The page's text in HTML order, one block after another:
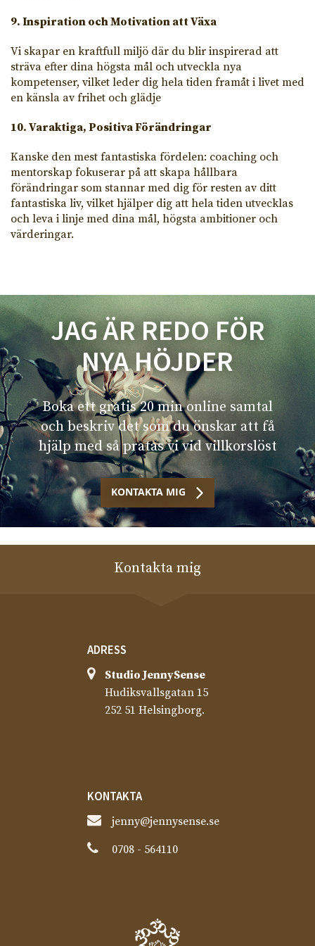
9. Inspiration och Motivation att Växa
Vi skapar en kraftfull miljö där du blir inspirerad att
sträva efter dina högsta mål och utveckla nya
kompetenser, vilket leder dig hela tiden framåt i livet med
en känsla av frihet och glädje
10. Varaktiga, Positiva Förändringar
Kanske den mest fantastiska fördelen: coaching och
mentorskap fokuserar på att skapa hållbara
förändringar som stannar med dig för resten av ditt
fantastiska liv, vilket hjälper dig att hela tiden utvecklas
och leva i linje med dina mål, högsta ambitioner och
värderingar.
JAG ÄR REDO FÖR
NYA HÖJDER
Boka ett gratis 20 min online samtal
och beskriv det som du önskar att få
hjälp med så pratas vi vid villkorslöst
KONTAKTA MIG
Kontakta mig
ADRESS
Studio JennySense​
Hudiksvallsgatan 15
252 51 Helsingborg.
KONTAKTA
jenny@jennysense.se
0708 - 564110